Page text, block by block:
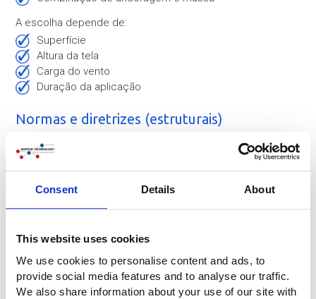
Consent Details About
This website uses cookies
We use cookies to personalise content and ads, to
provide social media features and to analyse our traffic.
We also share information about your use of our site with
A escolha depende de:
superfície
altura da tela
carga do vento
duração da aplicação
Normas e diretrizes (estruturais)
Os princípios de design baseiam-se nas normas e
diretrizes aplicáveis para estruturas temporárias, incluindo:
EN 1990 – Eurocódigo: Fundamentos do
dimensionamento estrutural
NEN-EN 13782 / 13783 – Estruturas temporárias
Essas normas constituem a estrutura para cálculos e
verificações de instalações temporárias.